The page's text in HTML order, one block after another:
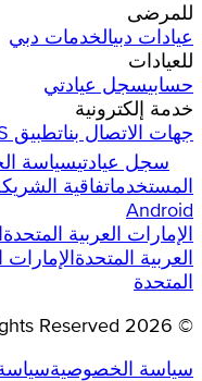
للمرضى
عيادات دبيالخدمات دبي
للعيادات
حسابيسجل عيادتي
خدمة إلكترونية
جهات الاتصال بناتطبيق iOS
سجل عيادتيسياسة
المستخدماتفاقية الشريك
Android
الإمارات العربية المتحدة
العربية المتحدةالإمارات
المتحدة
©
2026
Reserved
سياسة الخصوصيةسياسة